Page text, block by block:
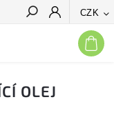
CZK
Hledat
OLEJ